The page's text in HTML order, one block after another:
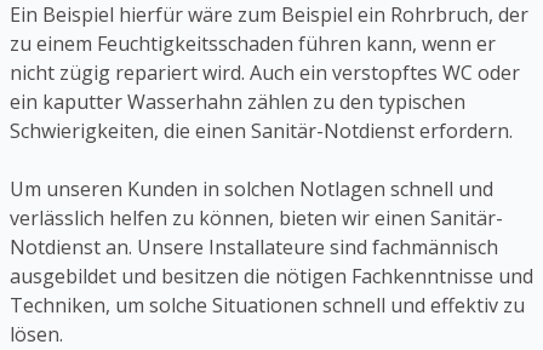
Ein Beispiel hierfür wäre zum Beispiel ein Rohrbruch, der
zu einem Feuchtigkeitsschaden führen kann, wenn er
nicht zügig repariert wird. Auch ein verstopftes WC oder
ein kaputter Wasserhahn zählen zu den typischen
Schwierigkeiten, die einen Sanitär-Notdienst erfordern.
Um unseren Kunden in solchen Notlagen schnell und
verlässlich helfen zu können, bieten wir einen Sanitär-
Notdienst an. Unsere Installateure sind fachmännisch
ausgebildet und besitzen die nötigen Fachkenntnisse und
Techniken, um solche Situationen schnell und effektiv zu
lösen.